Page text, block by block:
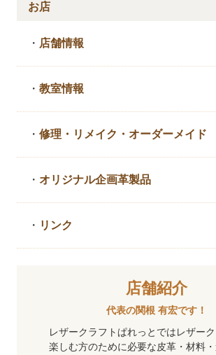
お店
・ 店舗情報
・教室情報
・修理・リメイク・ オーダーメイド
・ オリジナル企画革製品
・ リンク
店舗紹介
代表の関根 有宏です！
レザークラフトぱれっとではレザー
楽しむ方のために必要な皮革・材料